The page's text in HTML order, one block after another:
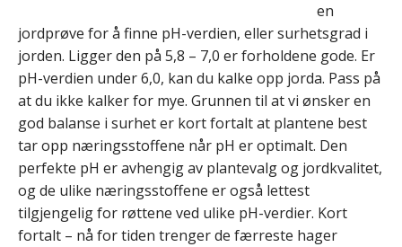
en
jordprøve for å finne pH-verdien, eller surhetsgrad i
jorden. Ligger den på 5,8 – 7,0 er forholdene gode. Er
pH-verdien under 6,0, kan du kalke opp jorda. Pass på
at du ikke kalker for mye. Grunnen til at vi ønsker en
god balanse i surhet er kort fortalt at plantene best
tar opp næringsstoffene når pH er optimalt. Den
perfekte pH er avhengig av plantevalg og jordkvalitet,
og de ulike næringsstoffene er også lettest
tilgjengelig for røttene ved ulike pH-verdier. Kort
fortalt – nå for tiden trenger de færreste hager